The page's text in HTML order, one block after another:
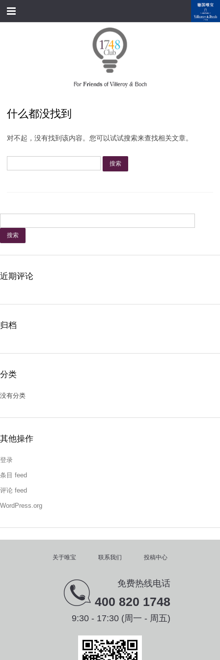
首页
经典产品
品牌故事
会员俱乐部
什么都没找到
对不起，没有找到该内容。您可以试试搜索来查找相关文章。
索：
近期评论
归档
分类
没有分类
其他操作
登录
条目 feed
评论 feed
WordPress.org
关于唯宝 联系我们 投稿中心
免费热线电话
400 820 1748
9:30 - 17:30 (周一 - 周五)